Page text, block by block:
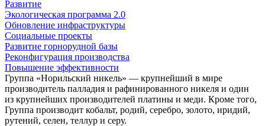
Развитие
Экологическая программа 2.0
Обновление инфраструктуры
Социальные проекты
Развитие горнорудной базы
Реконфигурация производства
Повышение эффективности
Группа «Норильский никель» — крупнейший в мире
производитель палладия и рафинированного никеля и один
из крупнейших производителей платины и меди. Кроме того,
Группа производит кобальт, родий, серебро, золото, иридий,
рутений, селен, теллур и серу.